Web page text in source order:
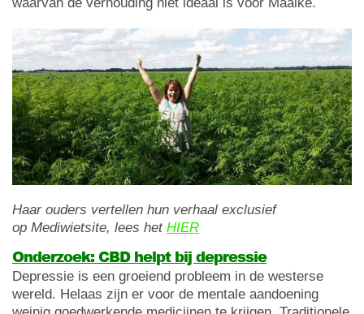
Haar ouders vertellen hun verhaal exclusief
op Mediwietsite, lees het HIER
Onderzoek: CBD helpt bij depressie
Depressie is een groeiend probleem in de westerse
wereld. Helaas zijn er voor de mentale aandoening